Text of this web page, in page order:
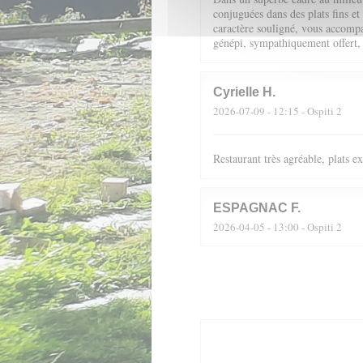
conjuguées dans des plats fins
caractère souligné, vous
génépi, sympathiquement
Cyrielle H
2026-07-09 - 12:15 - Ospiti 2
Restaurant très agréable, plats
ESPAGNAC F
2026-04-05 - 13:00 - Ospiti 2